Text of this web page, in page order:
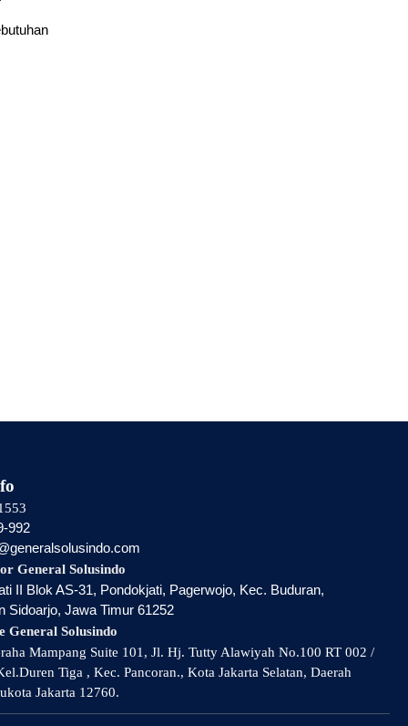
992
General Solusindo
II Blok AS-31, Pondokjati, Pagerwojo, Kec. Buduran,
Sidoarjo, Jawa Timur 61252
General Solusindo
Mampang Suite 101, Jl. Hj. Tutty Alawiyah No.100 RT 002 /
Tiga , Kec. Pancoran., Kota Jakarta Selatan, Daerah
Jakarta 12760.